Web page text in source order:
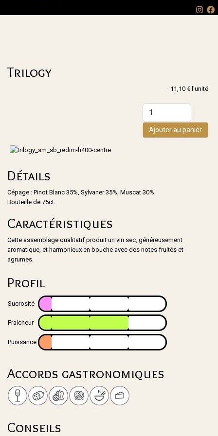
Trilogy
11,10 € l'unité
Ajouter au panier
Détails
Cépage : Pinot Blanc 35%, Sylvaner 35%, Muscat 30%
Bouteille de 75cL
Caractéristiques
Cette assemblage qualitatif produit un vin sec, généreusement
aromatique, et harmonieux en bouche avec des notes fruités et
agrumes.
Profil
Sucrosité
Fraicheur
Puissance
Accords gastronomiques
Conseils